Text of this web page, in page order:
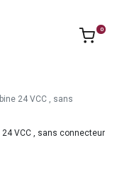
0
24 VCC , sans